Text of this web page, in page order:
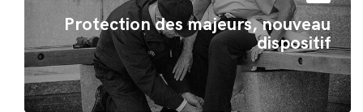
Protection des majeurs, nouveau
dispositif